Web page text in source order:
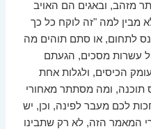
מזהב, ובאגים הם האויב
מבין למה "זה לוקח כל כך
לתחום, או סתם תוהים מה
עשרות מסכים, הגעתם
הכיסים, ולגלות אחת
תוכנה, ומה מסתתר מאחורי
לכם מעבר לפינה, וכן, יש
המאמר הזה, לא רק שתבינו